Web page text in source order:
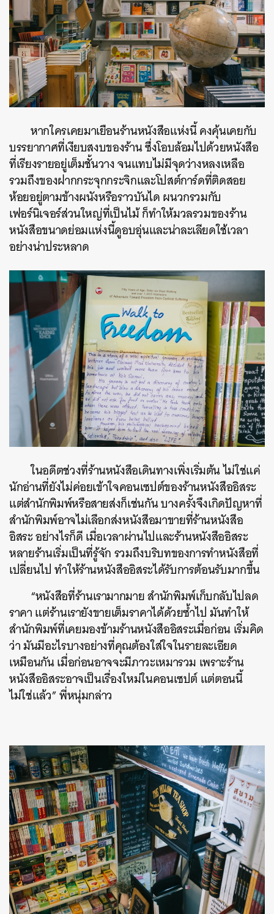
หากใครเคยมาเยือนร้านหนังสือแห่งนี้ คงคุ้นเคยกับ
บรรยากาศที่เงียบสงบของร้าน ซึ่งโอบล้อมไปด้วยหนังสือ
ที่เรียงรายอยู่เต็มชั้นวาง จนแทบไม่มีจุดว่างหลงเหลือ
รวมถึงของฝากกระจุกกระจิกและโปสต์การ์ดที่ติดสอย
ห้อยอยู่ตามข้างผนังหรือราวบันได ผนวกรวมกับ
เฟอร์นิเจอร์ส่วนใหญ่ที่เป็นไม้ ก็ทำให้มวลรวมของร้าน
หนังสือขนาดย่อมแห่งนี้ดูอบอุ่นและน่าละเลียดใช้เวลา
อย่างน่าประหลาด
ในอดีตช่วงที่ร้านหนังสือเดินทางเพิ่งเริ่มต้น ไม่ใช่แค่
นักอ่านที่ยังไม่ค่อยเข้าใจคอนเซปต์ของร้านหนังสืออิสระ
แต่สำนักพิมพ์หรือสายส่งก็เช่นกัน บางครั้งจึงเกิดปัญหาที่
สำนักพิมพ์อาจไม่เลือกส่งหนังสือมาขายที่ร้านหนังสือ
อิสระ อย่างไรก็ดี เมื่อเวลาผ่านไปและร้านหนังสืออิสระ
หลายร้านเริ่มเป็นที่รู้จัก รวมถึงบริบทของการทำหนังสือที่
เปลี่ยนไป ทำให้ร้านหนังสืออิสระได้รับการต้อนรับมากขึ้น
“หนังสือที่ร้านเรามากมาย สำนักพิมพ์เก็บกลับไปลด
ราคา แต่ร้านเรายังขายเต็มราคาได้ด้วยซ้ำไป มันทำให้
สำนักพิมพ์ที่เคยมองข้ามร้านหนังสืออิสระเมื่อก่อน เริ่มคิด
ว่า มันมีอะไรบางอย่างที่คุณต้องใส่ใจในรายละเอียด
เหมือนกัน เมื่อก่อนอาจจะมีภาวะเหมารวม เพราะร้าน
หนังสืออิสระอาจเป็นเรื่องใหม่ในคอนเซปต์ แต่ตอนนี้
ไม่ใช่แล้ว” พี่หนุ่มกล่าว
ค้นหา
SHARE TWEET LINE EMAIL